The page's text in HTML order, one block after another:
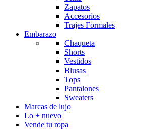
Zapatos
Accesorios
Trajes Formales
Embarazo
Chaqueta
Shorts
Vestidos
Blusas
Tops
Pantalones
Sweaters
Marcas de lujo
Lo + nuevo
Vende tu ropa